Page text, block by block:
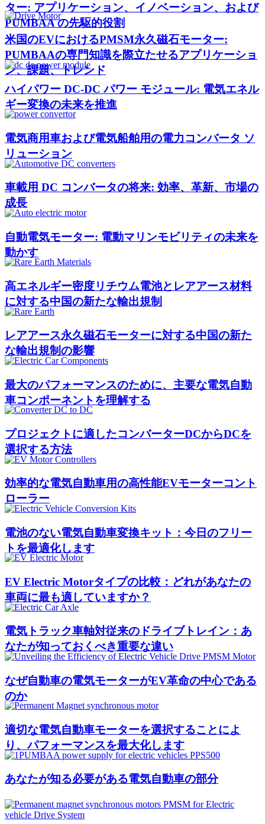
ター: アプリケーション、イノベーション、および
PUMBAA の先駆的役割
米国のEVにおけるPMSM永久磁石モーター:
PUMBAAの専門知識を際立たせるアプリケーショ
ン、課題、トレンド
ハイパワー DC-DC パワー モジュール: 電気エネル
ギー変換の未来を推進
電気商用車および電気船舶用の電力コンバータ ソ
リューション
車載用 DC コンバータの将来: 効率、革新、市場の
成長
自動電気モーター: 電動マリンモビリティの未来を
動かす
高エネルギー密度リチウム電池とレアアース材料
に対する中国の新たな輸出規制
レアアース永久磁石モーターに対する中国の新た
な輸出規制の影響
最大のパフォーマンスのために、主要な電気自動
車コンポーネントを理解する
プロジェクトに適したコンバーターDCからDCを
選択する方法
効率的な電気自動車用の高性能EVモーターコント
ローラー
電池のない電気自動車変換キット：今日のフリー
トを最適化します
EV Electric Motorタイプの比較：どれがあなたの
車両に最も適していますか？
電気トラック車軸対従来のドライブトレイン：あ
なたが知っておくべき重要な違い
なぜ自動車の電気モーターがEV革命の中心である
のか
適切な電気自動車モーターを選択することによ
り、パフォーマンスを最大化します
あなたが知る必要がある電気自動車の部分